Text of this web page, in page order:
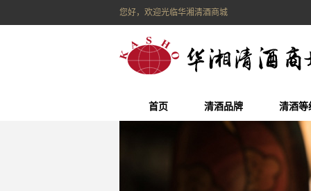
您好，欢迎光临华湘清酒商城
首页 清酒品牌 清酒等